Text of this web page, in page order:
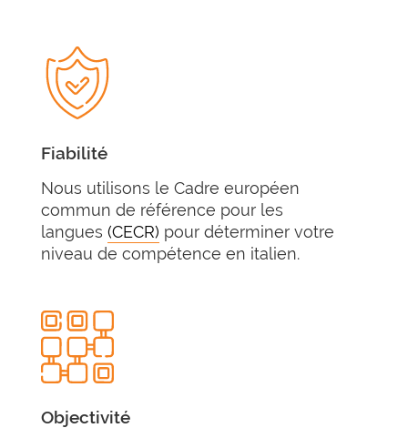
Fiabilité
Nous utilisons le Cadre européen
commun de référence pour les
langues (CECR) pour déterminer votre
niveau de compétence en italien.
Objectivité